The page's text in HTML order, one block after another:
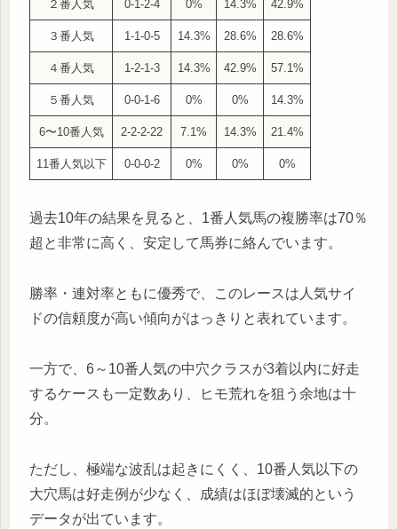
２番人気 0-1-2-4 0% 14.3% 42.9%
３番人気 1-1-0-5 14.3% 28.6% 28.6%
４番人気 1-2-1-3 14.3% 42.9% 57.1%
５番人気 0-0-1-6 0% 0% 14.3%
6〜10番人気 2-2-2-22 7.1% 14.3% 21.4%
11番人気以下 0-0-0-2 0% 0% 0%
過去10年の結果を見ると、1番人気馬の複勝率は70％
超と非常に高く、安定して馬券に絡んでいます。
勝率・連対率ともに優秀で、このレースは人気サイ
ドの信頼度が高い傾向がはっきりと表れています。
一方で、6～10番人気の中穴クラスが3着以内に好走
するケースも一定数あり、ヒモ荒れを狙う余地は十
分。
ただし、極端な波乱は起きにくく、10番人気以下の
大穴馬は好走例が少なく、成績はほぼ壊滅的という
データが出ています。